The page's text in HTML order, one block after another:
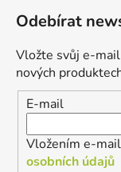
Odebírat
Vložte svůj e-
nových
E-mail
Vložením e-
osobních údajů